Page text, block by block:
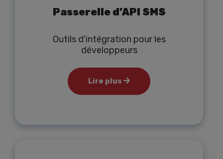
Passerelle d’API SMS
Outils d'intégration pour les
développeurs
Lire plus